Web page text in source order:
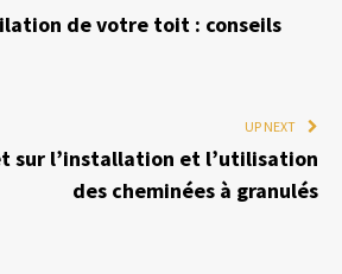
de votre toit : conseils
UP NEXT
sur l’installation et l’utilisation
des cheminées à granulés